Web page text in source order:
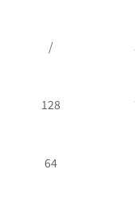
/
128
64